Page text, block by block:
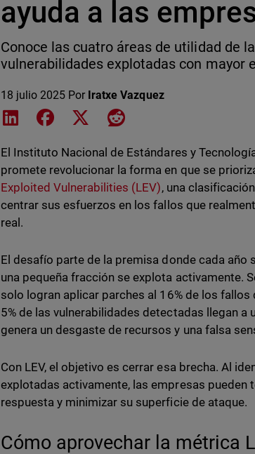
ayuda a las
Conoce las cuatro áreas de utilidad de
vulnerabilidades explotadas con mayor
18 julio 2025 Por Iratxe Vazquez
Share on LinkedIn
Share on Facebook
Share on XShare on Reddit
El Instituto Nacional de Estándares y
promete revolucionar la forma en que se
Exploited Vulnerabilities (LEV), una
centrar sus esfuerzos en los fallos que
real.
El desafío parte de la premisa donde cada
una pequeña fracción se explota activamente.
solo logran aplicar parches al 16% de los
5% de las vulnerabilidades detectadas llegan
genera un desgaste de recursos y una falsa
Con LEV, el objetivo es cerrar esa brecha. Al
explotadas activamente, las empresas
respuesta y minimizar su superficie de ataque.
Cómo aprovechar la métrica